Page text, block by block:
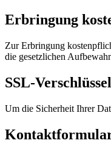
Erbringung
Zur Erbringung
die gesetzlichen
SSL-
Um die Sicherheit Ihrer